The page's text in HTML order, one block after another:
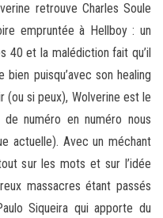
retrouve Charles Soule
empruntée à Hellboy : un
40 et la malédiction fait qu’il
puisqu’avec son healing
(ou si peux), Wolverine est le
numéro en numéro nous
actuelle). Avec un méchant
sur les mots et sur l’idée
massacres étant passés
Siqueira qui apporte du